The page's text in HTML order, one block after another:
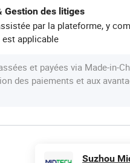
Gestion des litiges
par la plateforme, y
applicable
et payées via Made-in-
des paiements et aux